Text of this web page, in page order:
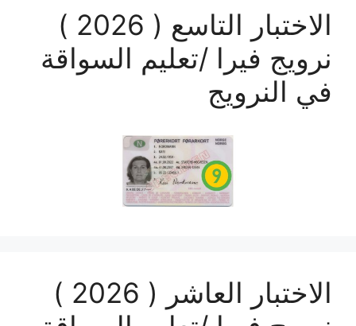
الاختبار التاسع ( 2026 )
نرويج فيرا /تعليم السواقة
في النرويج
الاختبار العاشر ( 2026 )